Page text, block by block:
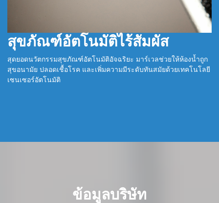
สุขภัณฑ์อัตโนมัติไร้สัมผัส
สุดยอดนวัตกรรมสุขภัณฑ์อัตโนมัติอัจฉริยะ มาร์เวลช่วยให้ห้องน้ำถูก
สุขอนามัย ปลอดเชื้อโรค และเพิ่มความมีระดับทันสมัยด้วยเทคโนโลยี
เซนเซอร์อัตโนมัติ
ข้อมูลบริษัท